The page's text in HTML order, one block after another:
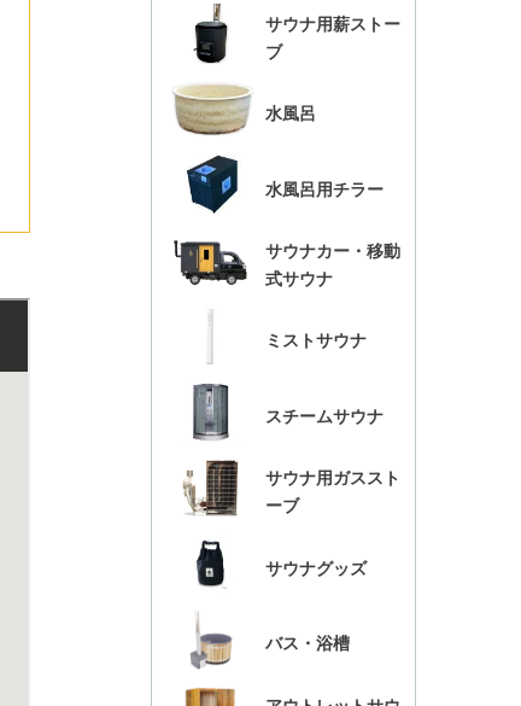
サウナ用薪ストー
ブ
水風呂
水風呂用チラー
サウナカー・移動
式サウナ
ミストサウナ
スチームサウナ
サウナ用ガススト
ーブ
サウナグッズ
バス・浴槽